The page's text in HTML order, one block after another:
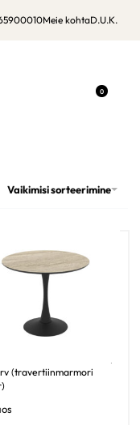
Meie kohtaD.U.K.
0
Vaikimisi sorteerimine
(travertiinmarmori